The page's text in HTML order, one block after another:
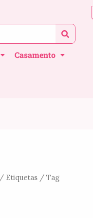
Casamento
Etiquetas/ Tag
Faixa